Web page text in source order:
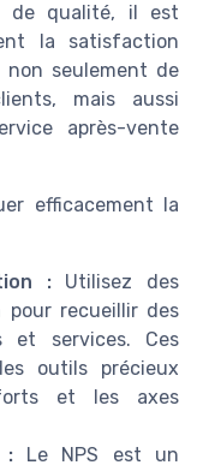
de qualité, il est
la satisfaction
seulement de
mais aussi
après-vente
efficacement la
:Utilisez des
pour recueillir des
et services. Ces
outils précieux
et les axes
:Le NPS est un